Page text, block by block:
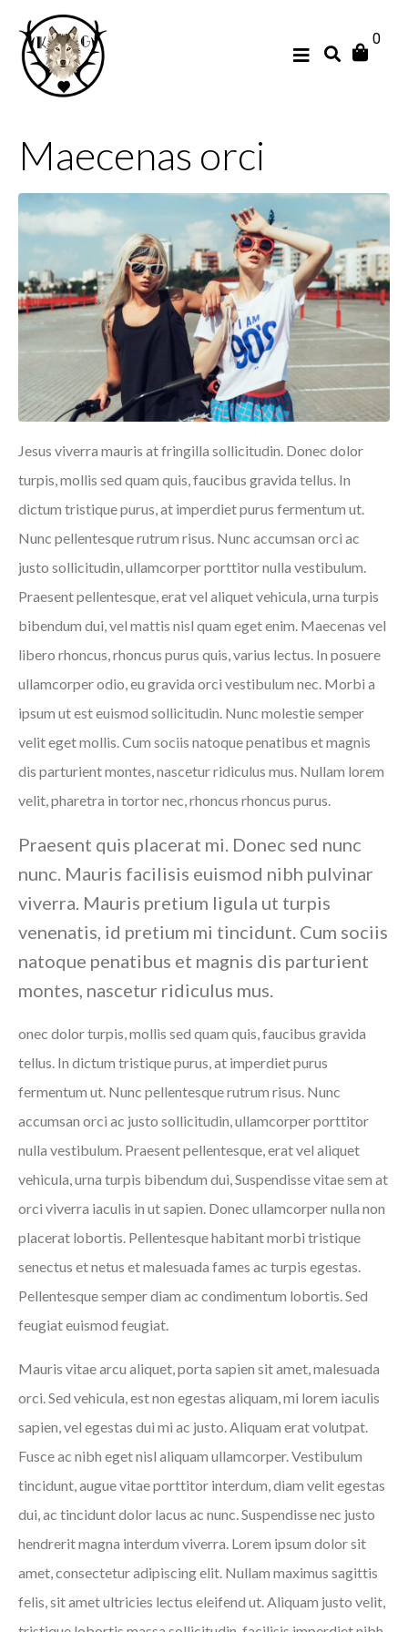
0
Maecenas orci
Jesus viverra mauris at fringilla sollicitudin. Donec dolor
turpis, mollis sed quam quis, faucibus gravida tellus. In
dictum tristique purus, at imperdiet purus fermentum ut.
Nunc pellentesque rutrum risus. Nunc accumsan orci ac
justo sollicitudin, ullamcorper porttitor nulla vestibulum.
Praesent pellentesque, erat vel aliquet vehicula, urna turpis
bibendum dui, vel mattis nisl quam eget enim. Maecenas vel
libero rhoncus, rhoncus purus quis, varius lectus. In posuere
ullamcorper odio, eu gravida orci vestibulum nec. Morbi a
ipsum ut est euismod sollicitudin. Nunc molestie semper
velit eget mollis. Cum sociis natoque penatibus et magnis
dis parturient montes, nascetur ridiculus mus. Nullam lorem
velit, pharetra in tortor nec, rhoncus rhoncus purus.
Praesent quis placerat mi. Donec sed nunc
nunc. Mauris facilisis euismod nibh pulvinar
viverra. Mauris pretium ligula ut turpis
venenatis, id pretium mi tincidunt. Cum sociis
natoque penatibus et magnis dis parturient
montes, nascetur ridiculus mus.
onec dolor turpis, mollis sed quam quis, faucibus gravida
tellus. In dictum tristique purus, at imperdiet purus
fermentum ut. Nunc pellentesque rutrum risus. Nunc
accumsan orci ac justo sollicitudin, ullamcorper porttitor
nulla vestibulum. Praesent pellentesque, erat vel aliquet
vehicula, urna turpis bibendum dui, Suspendisse vitae sem at
orci viverra iaculis in ut sapien. Donec ullamcorper nulla non
placerat lobortis. Pellentesque habitant morbi tristique
senectus et netus et malesuada fames ac turpis egestas.
Pellentesque semper diam ac condimentum lobortis. Sed
feugiat euismod feugiat.
Mauris vitae arcu aliquet, porta sapien sit amet, malesuada
orci. Sed vehicula, est non egestas aliquam, mi lorem iaculis
sapien, vel egestas dui mi ac justo. Aliquam erat volutpat.
Fusce ac nibh eget nisl aliquam ullamcorper. Vestibulum
tincidunt, augue vitae porttitor interdum, diam velit egestas
dui, ac tincidunt dolor lacus ac nunc. Suspendisse nec justo
hendrerit magna interdum viverra. Lorem ipsum dolor sit
amet, consectetur adipiscing elit. Nullam maximus sagittis
felis, sit amet ultricies lectus eleifend ut. Aliquam justo velit,